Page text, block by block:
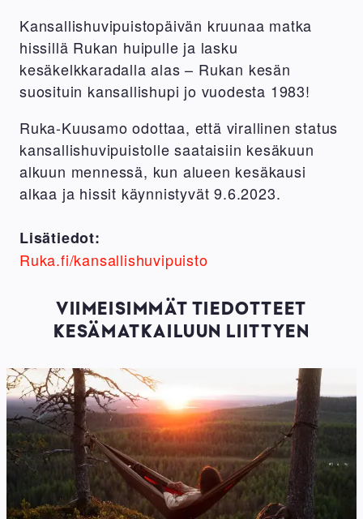
Kansallishuvipuistopäivän kruunaa matka
hissillä Rukan huipulle ja lasku
kesäkelkkaradalla alas – Rukan kesän
suosituin kansallishupi jo vuodesta 1983!
Ruka-Kuusamo odottaa, että virallinen status
kansallishuvipuistolle saataisiin kesäkuun
alkuun mennessä, kun alueen kesäkausi
alkaa ja hissit käynnistyvät 9.6.2023.
Lisätiedot:
Ruka.fi/kansallishuvipuisto
VIIMEISIMMÄT TIEDOTTEET
KESÄMATKAILUUN LIITTYEN